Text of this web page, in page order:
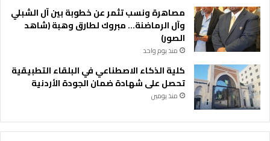
مصاهرة ونسب تثمر عن خطوبة بين آل الشبلي
وآل الرماضنة… مبروك لطارق وهبة (شاهد
الصور)
منذ يوم واحد
كلية الذكاء الاصطناعي في البلقاء التطبيقية
تحصل على شهادة ضمان الجودة الأردنية
منذ يومين